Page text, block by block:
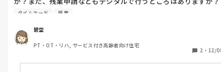
言い換えるようにしたり。
寒くなって指紋認証してくれなくなってきたので面倒だなぁと思
タイムカード 残業
碧空
PT・OT・リハ, サービス付き高齢者向け住宅
2 ・ 12/